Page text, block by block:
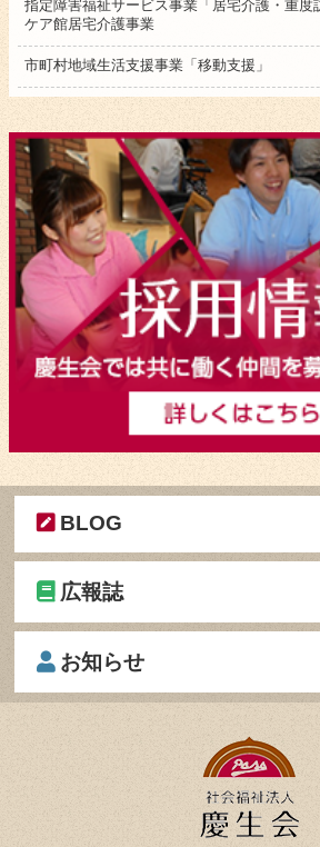
指定障害福祉サービス事業「居宅介護・重度
ケア館居宅介護事業
市町村地域生活支援事業「移動支援」
BLOG
広報誌
お知らせ